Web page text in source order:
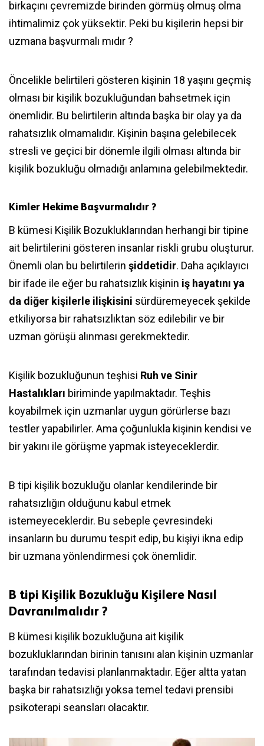
birkaçını çevremizde birinden görmüş olmuş olma
ihtimalimiz çok yüksektir. Peki bu kişilerin hepsi bir
uzmana başvurmalı mıdır ?
Öncelikle belirtileri gösteren kişinin 18 yaşını geçmiş
olması bir kişilik bozukluğundan bahsetmek için
önemlidir. Bu belirtilerin altında başka bir olay ya da
rahatsızlık olmamalıdır. Kişinin başına gelebilecek
stresli ve geçici bir dönemle ilgili olması altında bir
kişilik bozukluğu olmadığı anlamına gelebilmektedir.
Kimler Hekime Başvurmalıdır ?
B kümesi Kişilik Bozukluklarından herhangi bir tipine
ait belirtilerini gösteren insanlar riskli grubu oluşturur.
Önemli olan bu belirtilerin şiddetidir. Daha açıklayıcı
bir ifade ile eğer bu rahatsızlık kişinin iş hayatını ya
da diğer kişilerle ilişkisini sürdüremeyecek şekilde
etkiliyorsa bir rahatsızlıktan söz edilebilir ve bir
uzman görüşü alınması gerekmektedir.
Kişilik bozukluğunun teşhisi Ruh ve Sinir
Hastalıkları biriminde yapılmaktadır. Teşhis
koyabilmek için uzmanlar uygun görürlerse bazı
testler yapabilirler. Ama çoğunlukla kişinin kendisi ve
bir yakını ile görüşme yapmak isteyeceklerdir.
B tipi kişilik bozukluğu olanlar kendilerinde bir
rahatsızlığın olduğunu kabul etmek
istemeyeceklerdir. Bu sebeple çevresindeki
insanların bu durumu tespit edip, bu kişiyi ikna edip
bir uzmana yönlendirmesi çok önemlidir.
B tipi Kişilik Bozukluğu Kişilere Nasıl
Davranılmalıdır ?
B kümesi kişilik bozukluğuna ait kişilik
bozukluklarından birinin tanısını alan kişinin uzmanlar
tarafından tedavisi planlanmaktadır. Eğer altta yatan
başka bir rahatsızlığı yoksa temel tedavi prensibi
psikoterapi seansları olacaktır.